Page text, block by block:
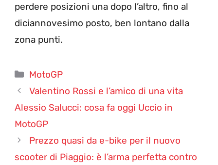
perdere posizioni una dopo l’altro, fino al
diciannovesimo posto, ben lontano dalla
zona punti.
Categorie
MotoGP
Valentino Rossi e l’amico di una vita
Alessio Salucci: cosa fa oggi Uccio in
MotoGP
Prezzo quasi da e-bike per il nuovo
scooter di Piaggio: è l’arma perfetta contro